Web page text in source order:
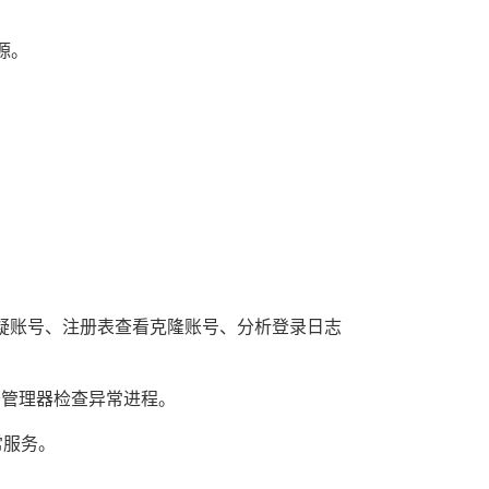
账号、注册表查看克隆账号、分析登录日志
理器检查异常进程。
务。